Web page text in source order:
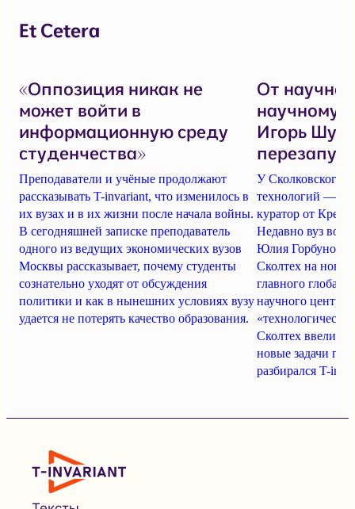
Et Cetera
«Оппозиция никак не
может войти в
информационную среду
студенчества»
Преподаватели и учёные продолжают
рассказывать T-invariant, что изменилось в
их вузах и в их жизни после начала войны.
В сегодняшней записке преподаватель
одного из ведущих экономических вузов
Москвы рассказывает, почему студенты
сознательно уходят от обсуждения
политики и как в нынешних условиях вузу
удается не потерять качество образования.
От
научному
Игорь
У Сколковского
технологий —
куратор от
Недавно вуз
Юлия Горбунова.
Сколтех на
главного
научного центра
Сколтех ввели в
новые задачи
разбирался T-